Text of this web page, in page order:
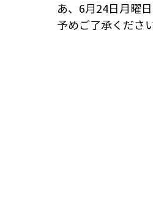
あ、6月24日月曜
予めご了承ください